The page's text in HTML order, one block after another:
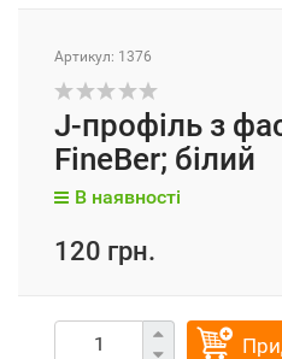
Артикул: 1376
J-профіль з
FineBer; білий
В наявності
120 грн.